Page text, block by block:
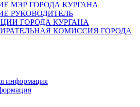
МЭР ГОРОДА КУРГАНА
РУКОВОДИТЕЛЬ
ГОРОДА КУРГАНА
КОМИССИЯ ГОРОДА
информация